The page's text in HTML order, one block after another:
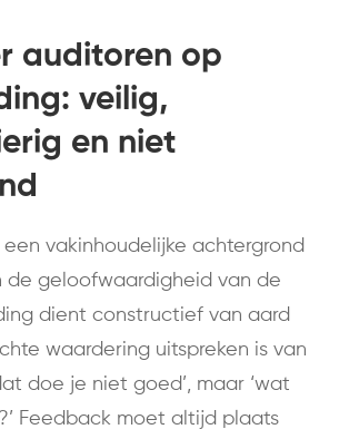
auditoren op
veilig,
en niet
vakinhoudelijke achtergrond
de geloofwaardigheid van de
dient constructief van aard
waardering uitspreken is van
doe je niet goed’, maar ‘wat
Feedback moet altijd plaats